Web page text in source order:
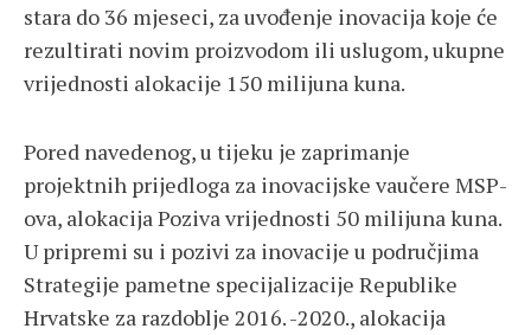
stara do 36 mjeseci, za uvođenje inovacija koje će
rezultirati novim proizvodom ili uslugom, ukupne
vrijednosti alokacije 150 milijuna kuna.
Pored navedenog, u tijeku je zaprimanje
projektnih prijedloga za inovacijske vaučere MSP-
ova, alokacija Poziva vrijednosti 50 milijuna kuna.
U pripremi su i pozivi za inovacije u područjima
Strategije pametne specijalizacije Republike
Hrvatske za razdoblje 2016. -2020., alokacija